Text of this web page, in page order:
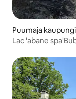
Puumaja
Lac 'abane